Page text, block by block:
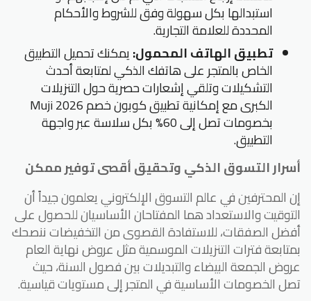
استبدالها بكل سهولة وفق للشروط والأحكام
المحددة للعلامة التجارية.
تطبيق الهاتف المحمول:يمكنك تحميل التطبيق
الخاص بالمتجر على هاتفك الذكي لمتابعة أحدث
التشكيلات وتلقي إشعارات حصرية حول التنزيلات
الكبرى مع إمكانية تطبيق كوبون خصم Muji 2026
بخصومات تصل إلى 60% بكل سلاسة عبر واجهة
التطبيق.
أسرار التسوق الذكي وتحقيق أقصى توفير ممكن
إن المحترفين في عالم التسوق الإلكتروني يعلمون جيداً أن
التوقيت والاستعداد هما المفتاحان الأساسيان للحصول على
أفضل الصفقات، للاستفادة القصوى من التخفيضات ننصحك
بمتابعة فترات التنزيلات الموسمية مثل عروض نهاية العام
عروض الجمعة البيضاء والتبديلات بين فصول السنة، حيث
تصل الخصومات الأساسية في المتجر إلى مستويات قياسية.